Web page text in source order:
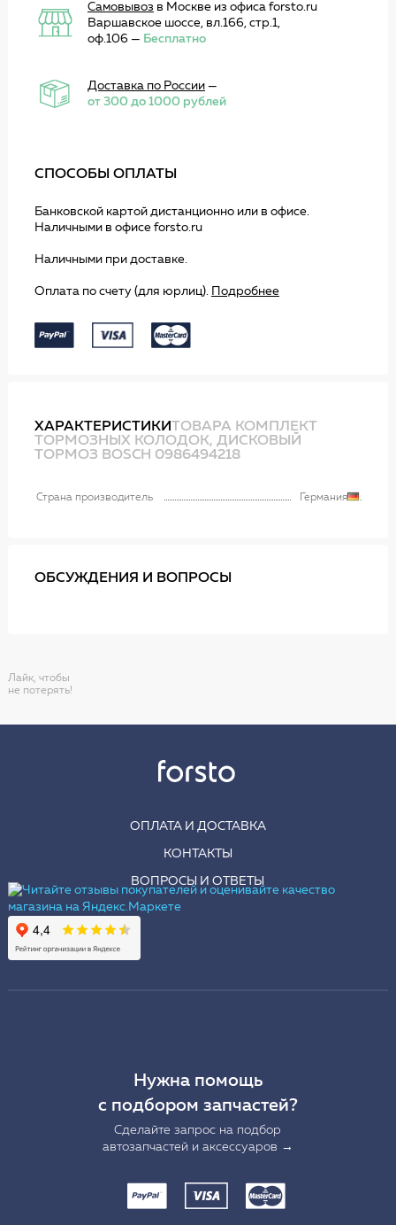
Самовывоз в Москве из офиса forsto.ru
Варшавское шоссе, вл.166, стр.1,
оф.106 — Бесплатно
Доставка по России—
от 300 до 1000 рублей
СПОСОБЫ ОПЛАТЫ
Банковской картой дистанционно или в офисе.
Наличными в офисе forsto.ru
Наличными при доставке.
Оплата по счету (для юрлиц). Подробнее
ХАРАКТЕРИСТИКИТОВАРА КОМПЛЕКТ
ТОРМОЗНЫХ КОЛОДОК, ДИСКОВЫЙ
ТОРМОЗ BOSCH 0986494218
Страна производитель Германия
ОБСУЖДЕНИЯ И ВОПРОСЫ
Лайк, чтобы
не потерять!
ОПЛАТА И ДОСТАВКА
КОНТАКТЫ
ВОПРОСЫ И ОТВЕТЫ
Нужна помощь
с подбором запчастей?
Сделайте запрос на подбор
автозапчастей и аксессуаров →